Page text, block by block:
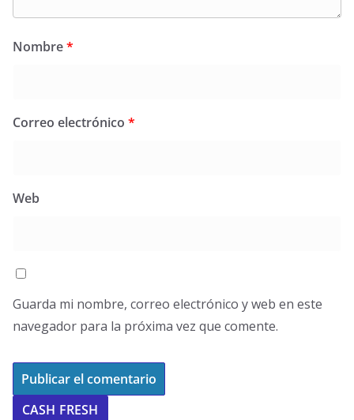
Nombre*
Correo electrónico *
Web
Guarda mi nombre, correo electrónico y web en este
navegador para la próxima vez que comente.
CASH FRESH